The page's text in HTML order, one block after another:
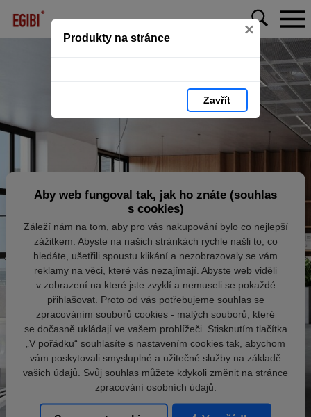
Produkty na stránce ×
Zavřít
Aby web fungoval tak, jak ho znáte (souhlas
s cookies)
Záleží nám na tom, aby pro vás nakupování bylo co nejlepší
zážitkem. Abyste na našich stránkách rychle našli to, co
hledáte, ušetřili spoustu klikání a nezobrazovaly se vám
reklamy na věci, které vás nezajímají. Abyste web viděli
v zobrazení na které jste zvyklí a nemuseli se pokaždé
přihlašovat. Proto od vás potřebujeme souhlas se
zpracováním souborů cookies - malých souborů, které
se dočasně ukládají ve vašem prohlížeči. Stisknutím tlačítka
„V pořádku“ souhlasíte s nastavením cookies tak, abychom
vám poskytovali smysluplné a užitečné služby na základě
vašich údajů. Svůj souhlas můžete kdykoli změnit na stránce
zpracování osobních údajů.